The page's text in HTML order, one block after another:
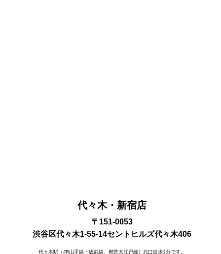
代々木・新宿店
〒151-0053
渋谷区代々木1-55-14セントヒルズ代々木406
代々木駅（JR山手線・総武線、都営大江戸線）北口徒歩1分です。